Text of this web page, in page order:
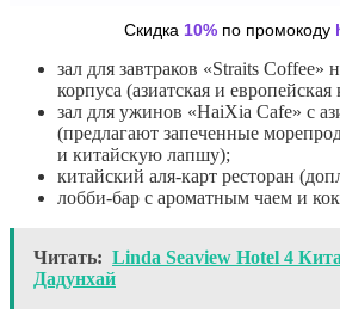
Скидка 10% по промокоду
зал для завтраков «Straits Coffee»
корпуса (азиатская и европейская
зал для ужинов «HaiXia Cafe» с
(предлагают запеченные
и китайскую лапшу);
китайский аля-карт ресторан
лобби-бар с ароматным чаем и
Читать: Linda Seaview Hotel 4
Дадунхай